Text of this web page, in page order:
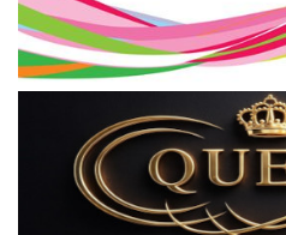
Opinion + Analysis
L’Art des Sens
All News
Local Elections 2023